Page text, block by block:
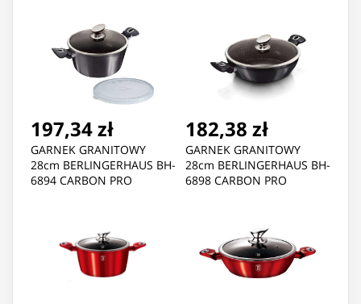
197,34 zł
GARNEK GRANITOWY
28cm BERLINGERHAUS BH-
6894 CARBON PRO
182,38 zł
GARNEK GRANITOWY
28cm BERLINGERHAUS BH-
6898 CARBON PRO